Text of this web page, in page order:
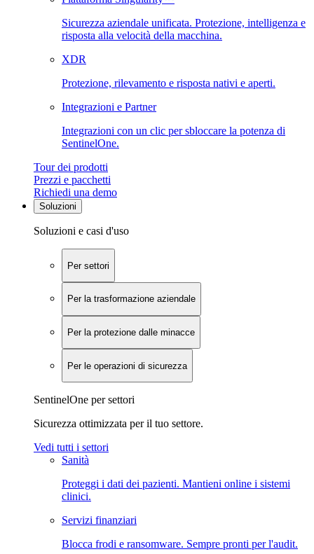
Sicurezza aziendale unificata. Protezione, intelligenza e
risposta alla velocità della macchina.
XDR
Protezione, rilevamento e risposta nativi e aperti.
Integrazioni e Partner
Integrazioni con un clic per sbloccare la potenza di
SentinelOne.
Tour dei prodotti
Prezzi e pacchetti
Richiedi una demo
Soluzioni
Soluzioni e casi d'uso
Per settori
Per la trasformazione aziendale
Per la protezione dalle minacce
Per le operazioni di sicurezza
SentinelOne per settori
Sicurezza ottimizzata per il tuo settore.
Vedi tutti i settori
Sanità
Proteggi i dati dei pazienti. Mantieni online i sistemi
clinici.
Servizi finanziari
Blocca frodi e ransomware. Sempre pronti per l'audit.